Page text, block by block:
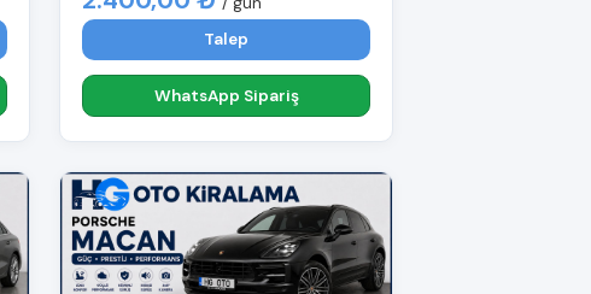
Talep
WhatsApp Sipariş